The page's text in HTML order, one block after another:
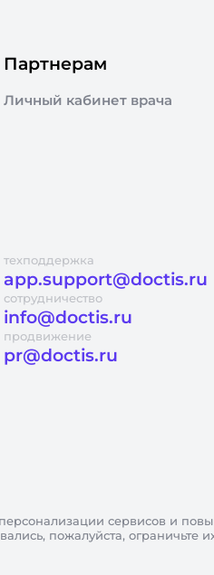
Партнерам
Личный кабинет врача
техподдержка
app.support@doctis.ru
сотрудничество
info@doctis.ru
продвижение
pr@doctis.ru
сервисов и
пожалуйста, ограничьте